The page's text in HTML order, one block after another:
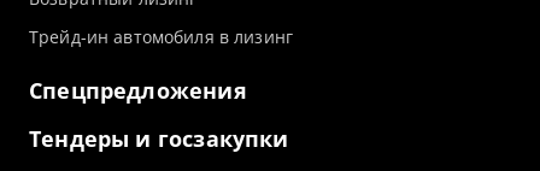
Трейд-ин автомобиля в лизинг
Спецпредложения
Тендеры и госзакупки